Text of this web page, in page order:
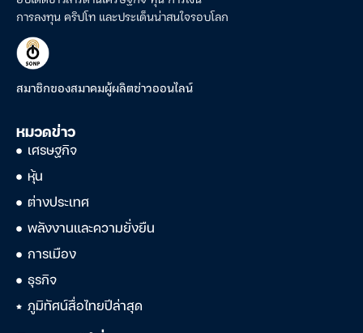
การลงทุน คริปโท และประเด็นน่าสนใจรอบโลก
สมาชิกของสมาคมผู้ผลิตข่าวออนไลน์
หมวดข่าว
เศรษฐกิจ
หุ้น
ต่างประเทศ
พลังงานและความยั่งยืน
การเมือง
ธุรกิจ
ภูมิทัศน์สื่อไทยปีล่าสุด